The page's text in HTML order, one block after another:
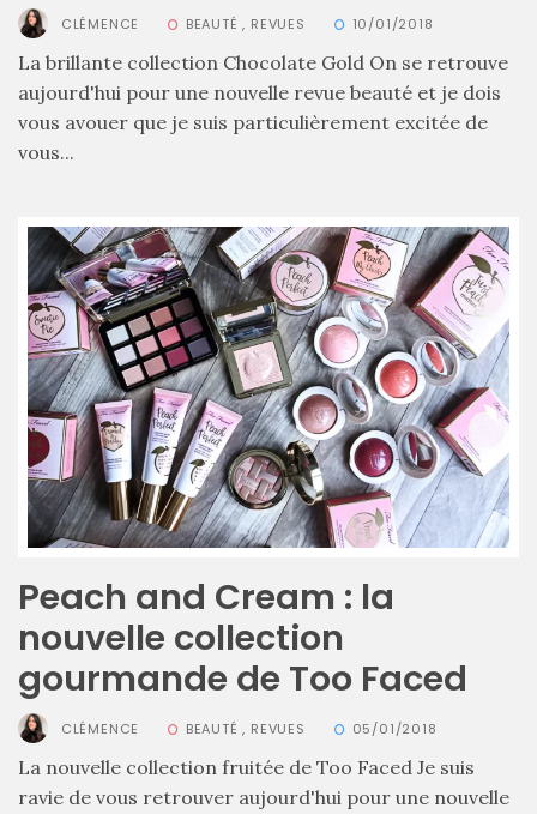
Les
plus
belles
sacs
vegan
:
7
alternatives
éco-
responsables
au
cuir
11/04/2026
CLÉMENCE BEAUTÉ , REVUES 10/01/2018
La brillante collection Chocolate Gold On se retrouve
aujourd'hui pour une nouvelle revue beauté et je dois
vous avouer que je suis particulièrement excitée de
vous...
Peach and Cream : la
nouvelle collection
gourmande de Too Faced
CLÉMENCE BEAUTÉ , REVUES 05/01/2018
La nouvelle collection fruitée de Too Faced Je suis
ravie de vous retrouver aujourd'hui pour une nouvelle